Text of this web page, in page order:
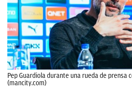
PAPARAZZI
OKDIARIO
Pep Guardiola durante una rueda de prensa
(mancity.com)